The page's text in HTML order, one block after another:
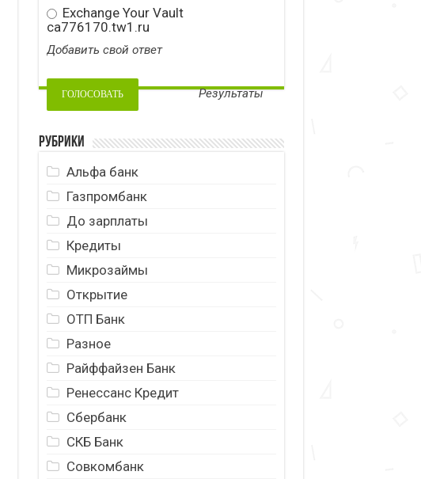
Exchange Your Vault
ca776170.tw1.ru
Добавить свой ответ
Результаты
Рубрики
Альфа банк
Газпромбанк
До зарплаты
Кредиты
Микрозаймы
Открытие
ОТП Банк
Разное
Райффайзен Банк
Ренессанс Кредит
Сбербанк
СКБ Банк
Совкомбанк